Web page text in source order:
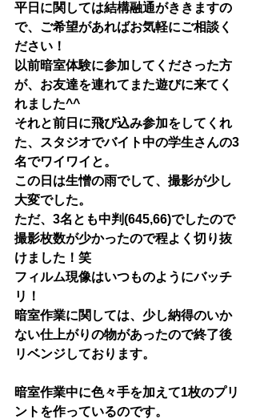
平日に関しては結構融通がききますの
で、ご希望があればお気軽にご相談く
ださい！
以前暗室体験に参加してくださった方
が、お友達を連れてまた遊びに来てく
れました^^
それと前日に飛び込み参加をしてくれ
た、スタジオでバイト中の学生さんの3
名でワイワイと。
この日は生憎の雨でして、撮影が少し
大変でした。
ただ、3名とも中判(645,66)でしたので
撮影枚数が少かったので程よく切り抜
けました！笑
フィルム現像はいつものようにバッチ
リ！
暗室作業に関しては、少し納得のいか
ない仕上がりの物があったので終了後
リベンジしております。
暗室作業中に色々手を加えて1枚のプリ
ントを作っているのです。